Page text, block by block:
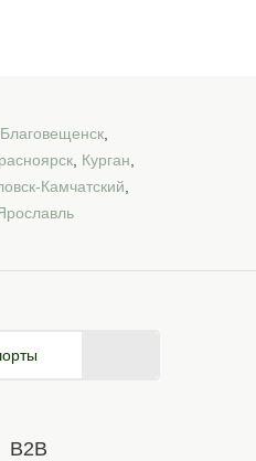
Благовещенск
Курган
Камчатский
B2B